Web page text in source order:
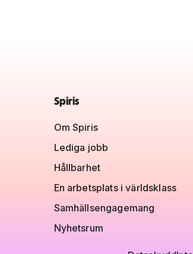
Spiris
Om Spiris
Lediga jobb
Hållbarhet
En arbetsplats i världsklass
Samhällsengagemang
Nyhetsrum